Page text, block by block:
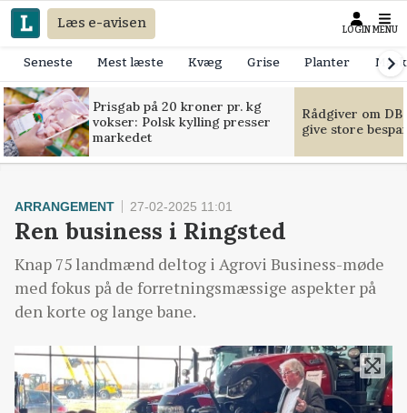
Læs e-avisen LOGIN MENU
Seneste Mest læste Kvæg Grise Planter
Prisgab på 20 kroner pr. kg
vokser: Polsk kylling presser
markedet
Rådgiver om
give store
ARRANGEMENT 27-02-2025 11:01
Ren business i Ringsted
Knap 75 landmænd deltog i Agrovi Business-møde
med fokus på de forretningsmæssige aspekter på
den korte og lange bane.